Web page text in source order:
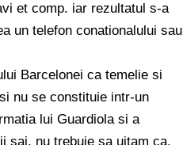
et comp. iar rezultatul s-a
un telefon conationalului sau
Barcelonei ca temelie si
nu se constituie intr-un
lui Guardiola si a
sai, nu trebuie sa uitam ca,